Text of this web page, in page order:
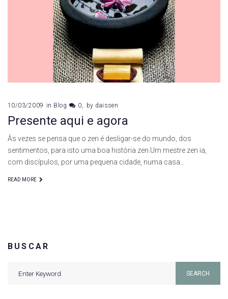
10/03/2009 in Blog 0 by daissen
Presente aqui e agora
Às vezes se pensa que o zen é desligar-se do mundo, dos
sentimentos, para isto uma boa história zen:Um mestre zen ia,
com discípulos, por uma pequena cidade, numa casa…
READ MORE
BUSCAR
SEARCH